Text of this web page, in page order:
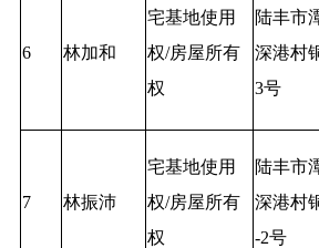
6 林加和
宅基地使用
权/房屋所有
权
陆丰市
深港村
3号
7 林振沛
宅基地使用
权/房屋所有
权
陆丰市
深港村
-2号